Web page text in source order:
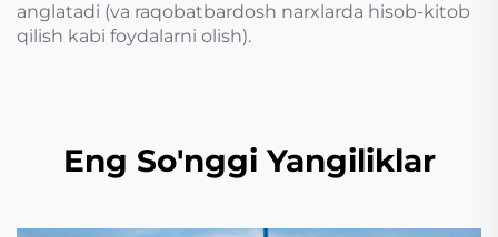
anglatadi (va raqobatbardosh narxlarda hisob-kitob
qilish kabi foydalarni olish).
Eng So'nggi Yangiliklar